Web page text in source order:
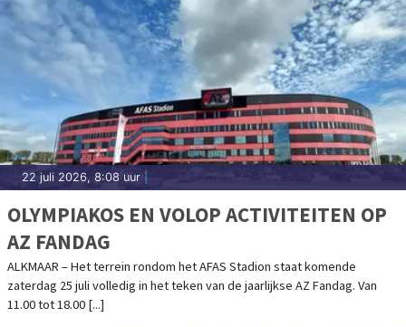
22 juli 2026, 8:08 uur
OLYMPIAKOS EN VOLOP ACTIVITEITEN OP
AZ FANDAG
ALKMAAR – Het terrein rondom het AFAS Stadion staat komende
zaterdag 25 juli volledig in het teken van de jaarlijkse AZ Fandag. Van
11.00 tot 18.00 [...]